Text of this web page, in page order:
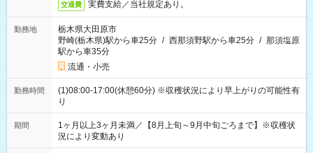
交通費 実費支給／当社規定あり。
勤務地
栃木県大田原市
野崎(栃木県)駅から車25分 / 西那須野駅から車25分 / 那須塩原
駅から車35分
流通・小売
勤務時間
(1)08:00-17:00(休憩60分) ※収穫状況により早上がりの可能性有
り
期間
1ヶ月以上3ヶ月未満／【8月上旬～9月中旬ごろまで】※収穫状
況により変動あり